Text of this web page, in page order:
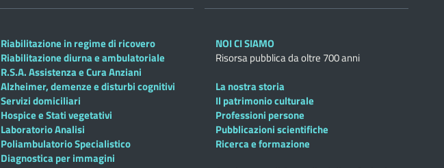
Riabilitazione in regime di ricovero
Riabilitazione diurna e ambulatoriale
R.S.A. Assistenza e Cura Anziani
Alzheimer, demenze e disturbi cognitivi
Servizi domiciliari
Hospice e Stati vegetativi
Laboratorio Analisi
Poliambulatorio Specialistico
Diagnostica per immagini
NOI CI SIAMO
Risorsa pubblica da oltre 700 anni
La nostra storia
Il patrimonio culturale
Professioni persone
Pubblicazioni scientifiche
Ricerca e formazione